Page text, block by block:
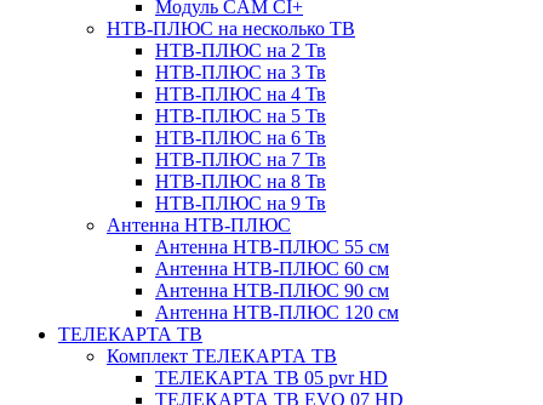
Модуль CAM CI+
НТВ-ПЛЮС на несколько ТВ
НТВ-ПЛЮС на 2 Тв
НТВ-ПЛЮС на 3 Тв
НТВ-ПЛЮС на 4 Тв
НТВ-ПЛЮС на 5 Тв
НТВ-ПЛЮС на 6 Тв
НТВ-ПЛЮС на 7 Тв
НТВ-ПЛЮС на 8 Тв
НТВ-ПЛЮС на 9 Тв
Антенна НТВ-ПЛЮС
Антенна НТВ-ПЛЮС 55 см
Антенна НТВ-ПЛЮС 60 см
Антенна НТВ-ПЛЮС 90 см
Антенна НТВ-ПЛЮС 120 см
ТЕЛЕКАРТА ТВ
Комплект ТЕЛЕКАРТА ТВ
ТЕЛЕКАРТА ТВ 05 pvr HD
ТЕЛЕКАРТА ТВ EVO 07 HD